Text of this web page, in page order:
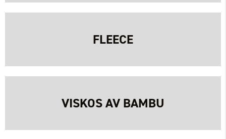
FLEECE
VISKOS AV BAMBU